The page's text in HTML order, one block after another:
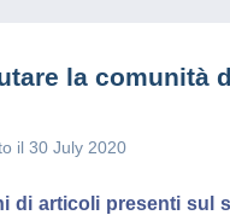
la comunità
il 30 July 2020
di articoli presenti sul